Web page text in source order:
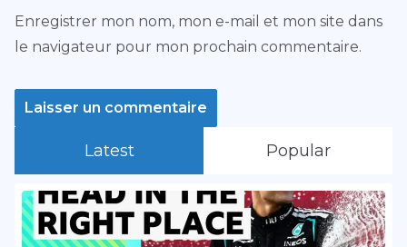
Enregistrer mon nom, mon e-mail et mon site dans
le navigateur pour mon prochain commentaire.
Latest Popular